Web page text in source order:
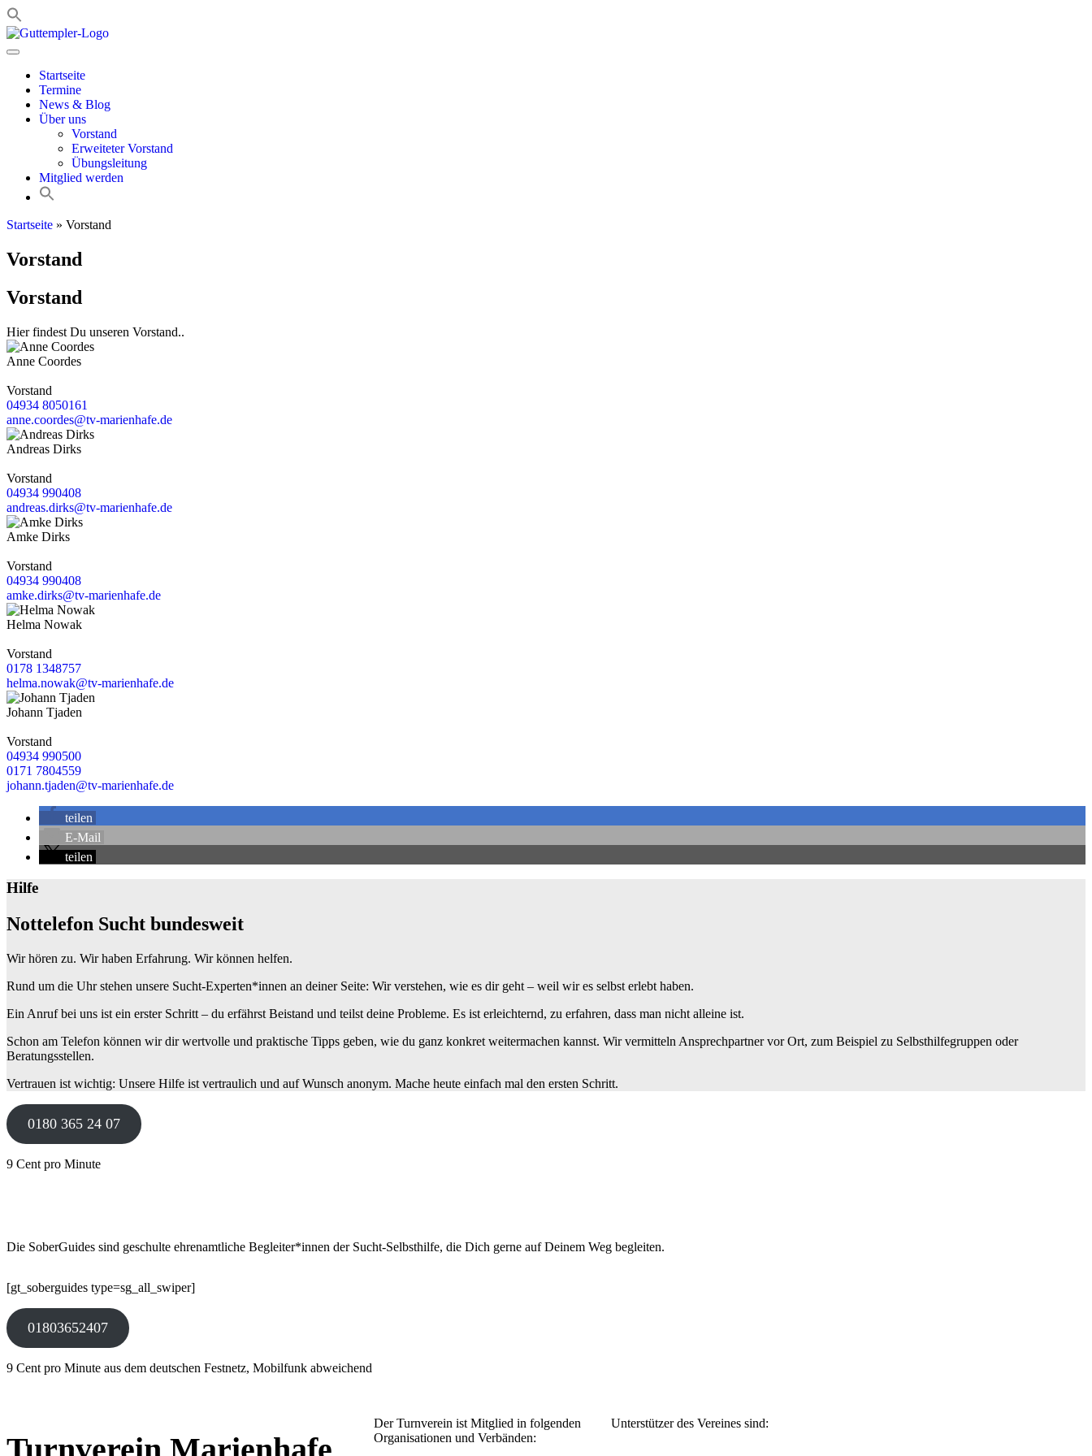
Zum
Inhalt
Startseite
Termine
News & Blog
Über uns
Vorstand
Erweiteter Vorstand
Übungsleitung
Mitglied werden
Startseite » Vorstand
Vorstand
Vorstand
Hier findest Du unseren Vorstand..
Anne Coordes
Vorstand
04934 8050161
anne.coordes@tv-marienhafe.de
Andreas Dirks
Vorstand
04934 990408
andreas.dirks@tv-marienhafe.de
Amke Dirks
Vorstand
04934 990408
amke.dirks@tv-marienhafe.de
Helma Nowak
Vorstand
0178 1348757
helma.nowak@tv-marienhafe.de
Johann Tjaden
Vorstand
04934 990500
0171 7804559
johann.tjaden@tv-marienhafe.de
teilen
E-Mail
teilen
Hilfe
Nottelefon Sucht bundesweit
Wir hören zu. Wir haben Erfahrung. Wir können helfen.
Rund um die Uhr stehen unsere Sucht-Experten*innen an deiner Seite: Wir verstehen, wie es dir geht – weil wir es selbst erlebt haben.
Ein Anruf bei uns ist ein erster Schritt – du erfährst Beistand und teilst deine Probleme. Es ist erleichternd, zu erfahren, dass man nicht alleine ist.
Schon am Telefon können wir dir wertvolle und praktische Tipps geben, wie du ganz konkret weitermachen kannst. Wir vermitteln Ansprechpartner vor Ort, zum Beispiel zu Selbsthilfegruppen oder
Beratungsstellen.
Vertrauen ist wichtig: Unsere Hilfe ist vertraulich und auf Wunsch anonym. Mache heute einfach mal den ersten Schritt.
0180 365 24 07
9 Cent pro Minute
Die SoberGuides sind geschulte ehrenamtliche Begleiter*innen der Sucht-Selbsthilfe, die Dich gerne auf Deinem Weg begleiten.
[gt_soberguides type=sg_all_swiper]
01803652407
9 Cent pro Minute aus dem deutschen Festnetz, Mobilfunk abweichend
Der Turnverein ist Mitglied in folgenden
Organisationen und Verbänden:
Unterstützer des Vereines sind: